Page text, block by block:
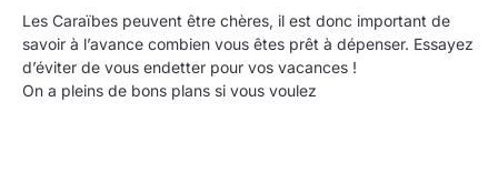
Les Caraïbes peuvent être chères, il est donc important de
savoir à l’avance combien vous êtes prêt à dépenser. Essayez
d’éviter de vous endetter pour vos vacances !
On a pleins de bons plans si vous voulez